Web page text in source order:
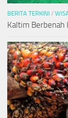
BERITA TERKINI /
Kaltim Berbenah